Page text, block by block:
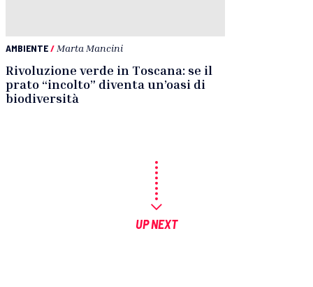
AMBIENTE/ Marta Mancini
Rivoluzione verde in Toscana: se il
prato “incolto” diventa un’oasi di
biodiversità
UP NEXT